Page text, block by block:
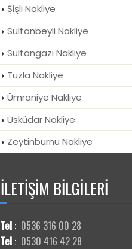
Şişli Nakliye
Sultanbeyli Nakliye
Sultangazi Nakliye
Tuzla Nakliye
Ümraniye Nakliye
Üsküdar Nakliye
Zeytinburnu Nakliye
İLETİŞİM BİLGİLERİ
Tel : 0536 316 00 28
Tel : 0530 416 42 28